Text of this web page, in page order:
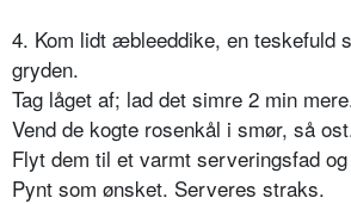
4. Kom lidt æbleeddike, en teskefuld
gryden.
Tag låget af; lad det simre 2 min
Vend de kogte rosenkål i smør, så
Flyt dem til et varmt serveringsfad
Pynt som ønsket. Serveres straks.